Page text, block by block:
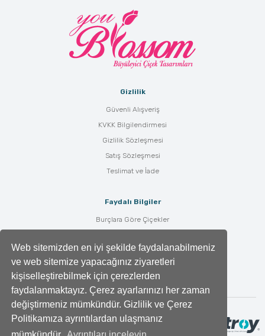
Web sitemizden en iyi şekilde faydalanabilmeniz
ve web sitemize yapacağınız ziyaretleri
kişiselleştirebilmek için çerezlerden
faydalanmaktayız. Çerez ayarlarınızı her zaman
değiştirmeniz mümkündür. Gizlilik ve Çerez
Politikamıza ayrıntılardan ulaşmanız
Gizlilik
Güvenli Alışveriş
KVKK Bilgilendirmesi
Gizlilik Sözleşmesi
Satış Sözleşmesi
Teslimat ve İade
Faydalı Bilgiler
Burçlara Göre Çiçekler
Çiçek Anlamları
Tüm Blog Yazıları